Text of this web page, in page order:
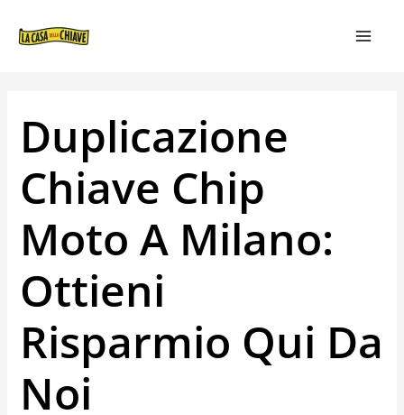
Duplicazione
Chiave Chip
Moto A Milano:
Ottieni
Risparmio Qui Da
Noi
ARTICOLI